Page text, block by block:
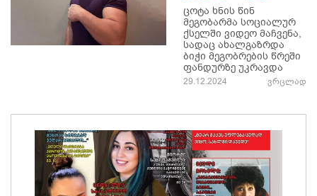
ცოტა ხნის წინ
მეგობარმა სოციალურ
ქსელში ვიდეო მაჩვენა,
სადაც ახალგაზრდა
ბიჭი მეგობრების წრეში
ფანდურზე უკრავდა
29.12.2024 ვრცლად